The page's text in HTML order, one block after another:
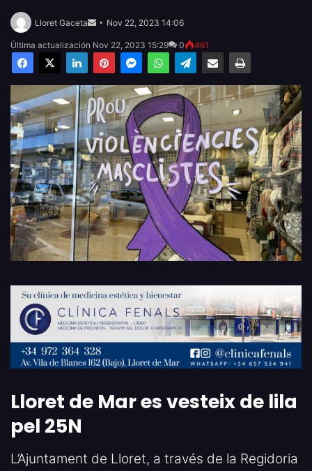
Lloret Gaceta
email
Nov 22, 2023 14:06
Última actualización Nov 22, 2023 15:29 0 461
Facebook
X LinkedInPinterestMessengerWhatsAppTelegramCompartir por email Imprimir
Lloret de Mar es vesteix de lila
pel 25N
L’Ajuntament de Lloret, a través de la Regidoria